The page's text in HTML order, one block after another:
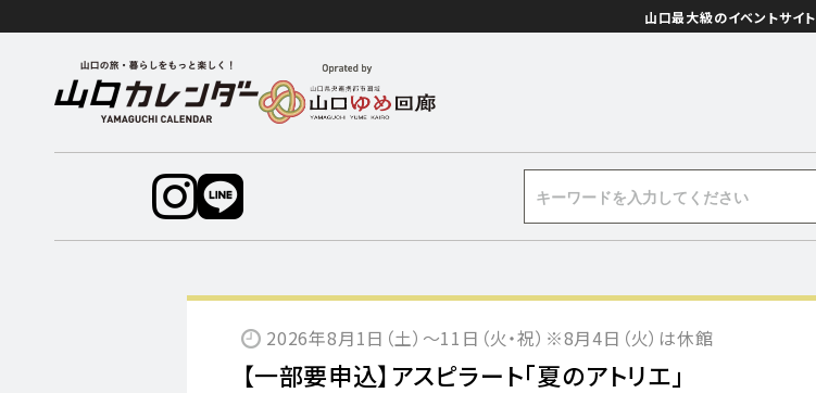
山口最大級のイベントサイト
2026年8月1日（土）～11日（火・祝）※8月4日（火）は休館
【一部要申込】アスピラート「夏のアトリエ」